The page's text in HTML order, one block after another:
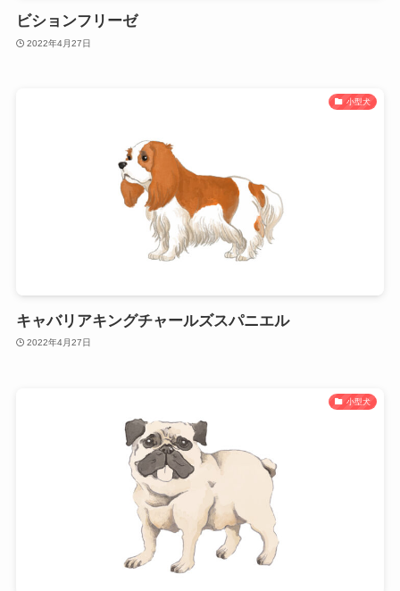
ビションフリーゼ
2022年4月27日
小型犬
キャバリアキングチャールズスパニエル
2022年4月27日
小型犬